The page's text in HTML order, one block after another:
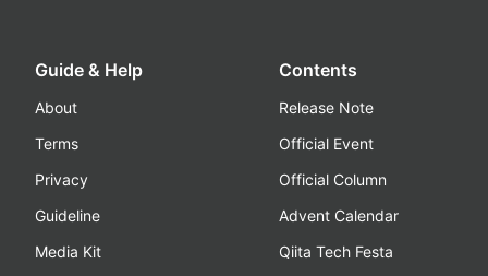
Guide & Help
About
Terms
Privacy
Guideline
Media Kit
Contents
Release Note
Official Event
Official Column
Advent Calendar
Qiita Tech Festa